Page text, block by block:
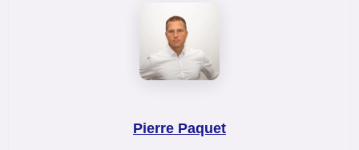
Pierre Paquet